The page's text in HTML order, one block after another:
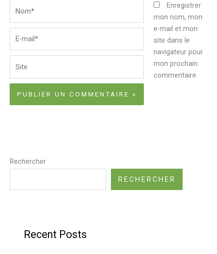
Enregistrer
mon nom, mon
e-mail et mon
site dans le
navigateur pour
mon prochain
commentaire.
Rechercher
RECHERCHER
Recent Posts